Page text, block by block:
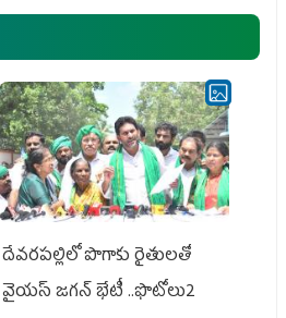
ఎమ్మెల్యేలు, ఎంపీల స‌మావేశం
దేవరపల్లిలో పొగాకు రైతులతో
వైయస్ జగన్ భేటీ ..ఫొటోలు2